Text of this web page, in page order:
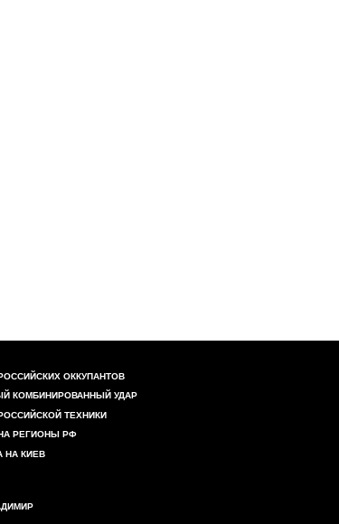
ОККУПАНТОВ
КОМБИНИРОВАННЫЙ УДАР
ТЕХНИКИ
РЕГИОНЫ РФ
НА КИЕВ